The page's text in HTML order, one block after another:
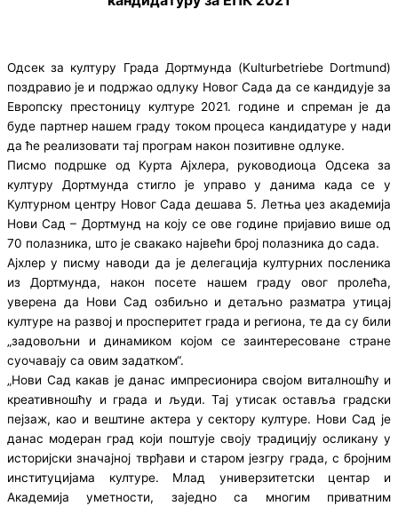
Одсек за културу Града Дортмунда (Kulturbetriebe Dortmund)
поздравио је и подржао одлуку Новог Сада да се кандидује за
Европску престоницу културе 2021. године и спреман је да
буде партнер нашем граду током процеса кандидатуре у нади
да ће реализовати тај програм након позитивне одлуке.
Писмо подршке од Курта Ајхлера, руководиоца Одсека за
културу Дортмунда стигло је управо у данима када се у
Културном центру Новог Сада дешава 5. Летња џез академија
Нови Сад – Дортмунд на коју се ове године пријавио више од
70 полазника, што је свакако највећи број полазника до сада.
Ајхлер у писму наводи да је делегација културних посленика
из Дортмунда, након посете нашем граду овог пролећа,
уверена да Нови Сад озбиљно и детаљно разматра утицај
културе на развој и просперитет града и региона, те да су били
„задовољни и динамиком којом се заинтересоване стране
суочавају са овим задатком“.
„Нови Сад какав је данас импресионира својом виталношћу и
креативношћу и града и људи. Тај утисак оставља градски
пејзаж, као и вештине актера у сектору културе. Нови Сад је
данас модеран град који поштује своју традицију осликану у
историјски значајној тврђави и старом језгру града, с бројним
институцијама културе. Млад универзитетски центар и
Академија уметности, заједно са многим приватним